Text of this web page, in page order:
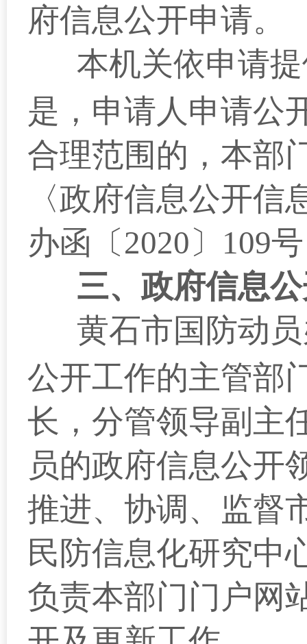
府信息公开申请。
本机关依申请
是，申请人申请公
合理范围的，本部
〈政府信息公开
办函〔2020〕109
三、政府信息
黄石市国防动员
公开工作的主管部
长，分管领导副主
员的政府信息公开
推进、协调、监督
民防信息化研究中
负责本部门门户网